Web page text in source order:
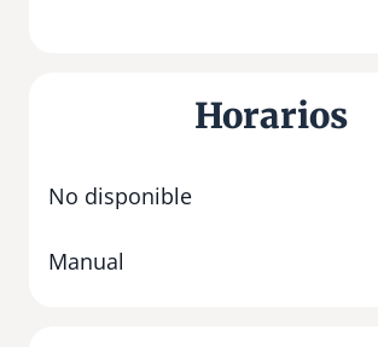
Horarios
No disponible
Manual